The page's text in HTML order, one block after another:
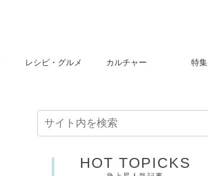
レシピ・グルメ カルチャー 特集
HOT TOPICKS